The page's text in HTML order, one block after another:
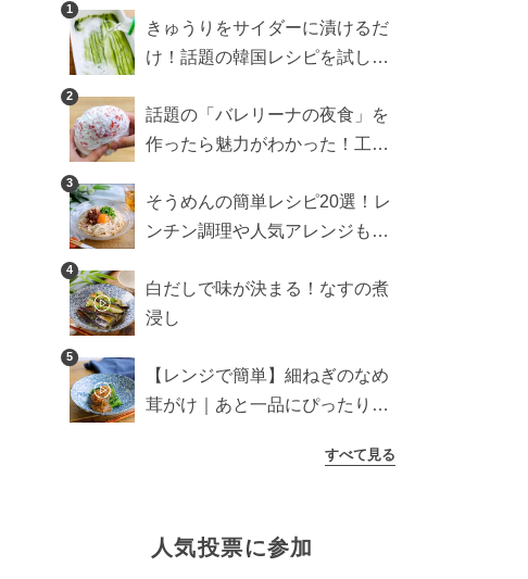
1
きゅうりをサイダーに漬けるだ
け！話題の韓国レシピを試した
2
話題の「バレリーナの夜食」を
作ったら魅力がわかった！工程
3
そうめんの簡単レシピ20選！レ
ンチン調理や人気アレンジも紹
4
白だしで味が決まる！なすの煮
浸し
5
【レンジで簡単】細ねぎのなめ
茸がけ｜あと一品にぴったり副
すべて見る
人気投票に参加